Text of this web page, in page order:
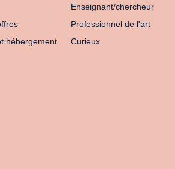
hébergement
Enseignant/chercheur
Professionnel de l'art
Curieux